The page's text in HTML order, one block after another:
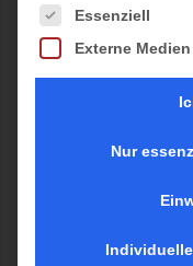
Bevor die Wiesn beginnt,
Jahr DAS BAD an der
Oktoberfestbler vor und
Es folgt eine Liste der
Essenziell
Externe Medien
Nur